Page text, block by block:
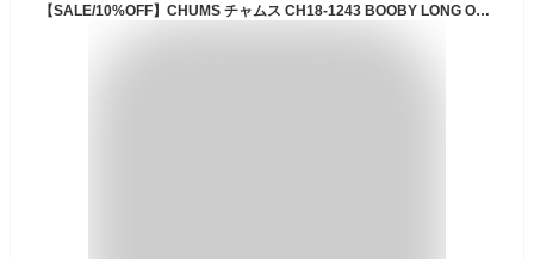
【SALE/10%OFF】CHUMS チャムス CH18-1243 BOOBY LONG ONEPIECE (レディース) ブービー ロング ワンピース Tシャツワンピ 半袖 膝下 ロング スリット ボーダー リラックス アウトドア キャンプ レディース 7カラー 国内正規